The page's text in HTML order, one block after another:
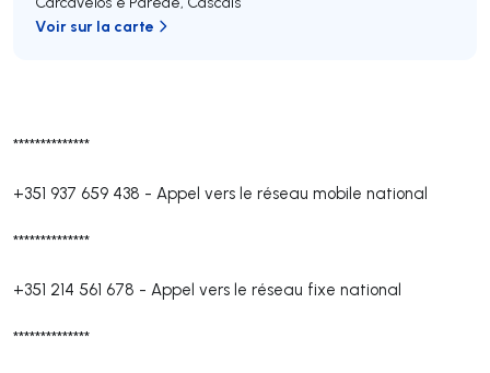
**************
+351 937 659 438 - Appel vers le réseau mobile national
**************
+351 214 561 678 - Appel vers le réseau fixe national
**************
Voir sur la carte